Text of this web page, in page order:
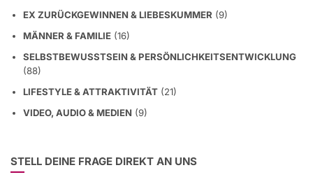
EX ZURÜCKGEWINNEN & LIEBESKUMMER (9)
MÄNNER & FAMILIE (16)
SELBSTBEWUSSTSEIN & PERSÖNLICHKEITSENTWICKLUNG
(88)
LIFESTYLE & ATTRAKTIVITÄT (21)
VIDEO, AUDIO & MEDIEN (9)
STELL DEINE FRAGE DIREKT AN UNS